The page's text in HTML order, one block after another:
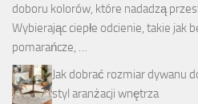
doboru kolorów, które nadadzą
Wybierając ciepłe odcienie, takie jak
pomarańcze, …
Jak dobrać rozmiar dywanu
styl aranżacji wnętrza